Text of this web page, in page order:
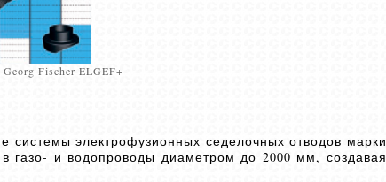
Fischer ELGEF+
системы электрофузионных седелочных отводов марки
газо- и водопроводы диаметром до 2000 мм, создавая